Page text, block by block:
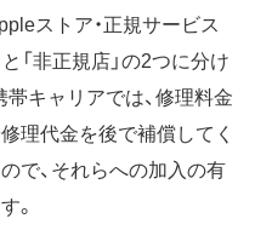
ストア・正規サービス
「非正規店」の2つに分け
キャリアでは、修理料金
理代金を後で補償してく
で、それらへの加入の有
。